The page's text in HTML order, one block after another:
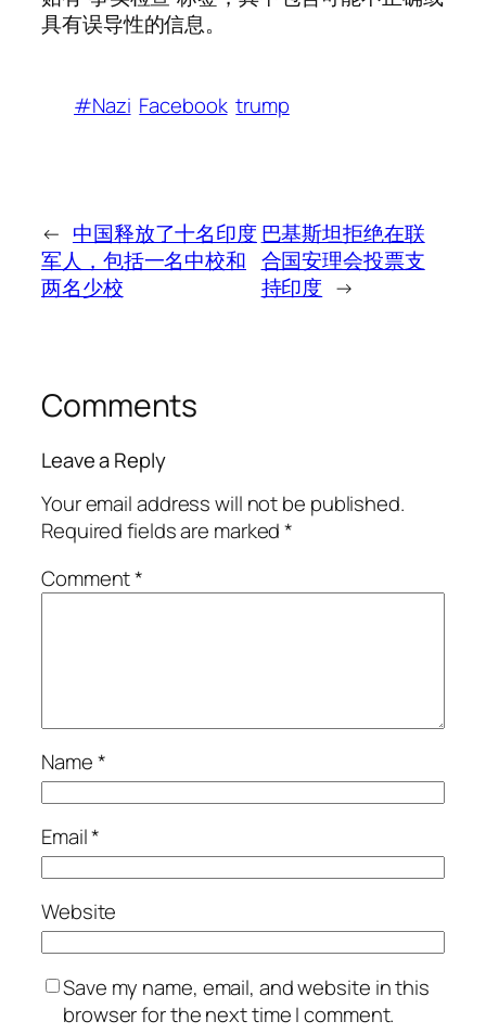
具有误导性的信息。
#Nazi Facebook trump
← 中国释放了十名印度
军人，包括一名中校和
两名少校
巴基斯坦拒绝在联
合国安理会投票支
持印度 →
Comments
Leave a Reply
Your email address will not be published.
Required fields are marked*
Comment*
Name*
Email*
Website
Save my name, email, and website in this
browser for the next time I comment.